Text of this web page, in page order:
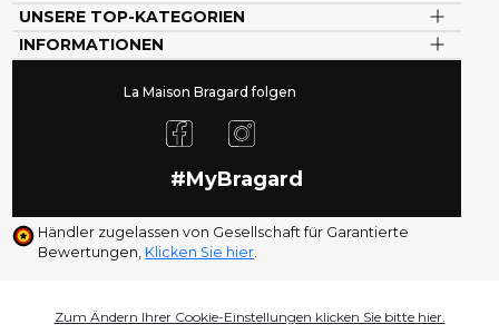
UNSERE TOP-KATEGORIEN
INFORMATIONEN
La Maison Bragard folgen
#MyBragard
Händler zugelassen von Gesellschaft für Garantierte
Bewertungen, Klicken Sie hier
Zum Ändern Ihrer Cookie-Einstellungen klicken Sie bitte hier.